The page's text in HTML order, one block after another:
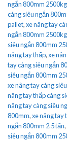
ngắn 800mm 2500kg
càng siêu ngắn
pallet,xe nâng tay
ngắn 800mm 2500kg
siêu ngắn 800mm
nâng tay thấp,xe
tay càng siêu ngắn
siêu ngắn 800mm
xe nâng tay càng
nâng tay thấp càng
nâng tay càng siêu
800mm,xe nâng tay
ngắn 800mm 2.5 tấn,
siêu ngắn 800mm